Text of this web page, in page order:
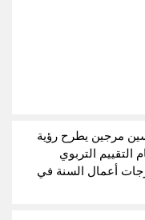
مرجين يطرح رؤية
التقييم التربوي
أعمال السنة في